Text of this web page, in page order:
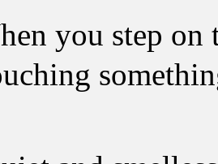
you step on